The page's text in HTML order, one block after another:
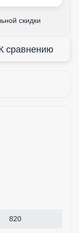
скидки
сравнению
820